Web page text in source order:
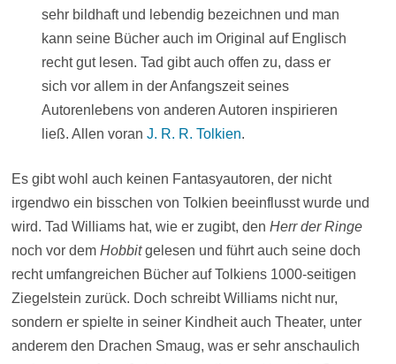
sehr bildhaft und lebendig bezeichnen und man
kann seine Bücher auch im Original auf Englisch
recht gut lesen. Tad gibt auch offen zu, dass er
sich vor allem in der Anfangszeit seines
Autorenlebens von anderen Autoren inspirieren
ließ. Allen voran J. R. R. Tolkien.
Es gibt wohl auch keinen Fantasyautoren, der nicht
irgendwo ein bisschen von Tolkien beeinflusst wurde und
wird. Tad Williams hat, wie er zugibt, den Herr der Ringe
noch vor dem Hobbitgelesen und führt auch seine doch
recht umfangreichen Bücher auf Tolkiens 1000-seitigen
Ziegelstein zurück. Doch schreibt Williams nicht nur,
sondern er spielte in seiner Kindheit auch Theater, unter
anderem den Drachen Smaug, was er sehr anschaulich